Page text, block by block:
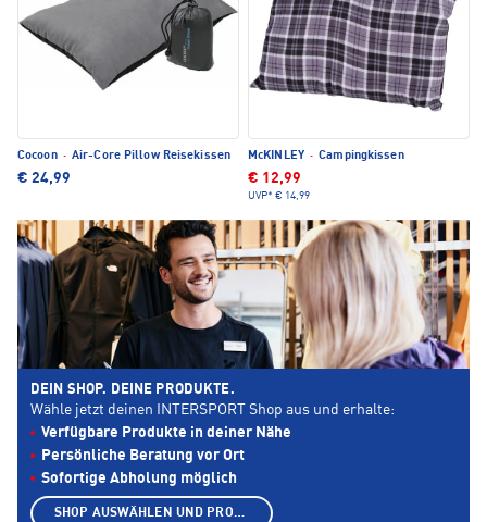
Cocoon · Air-Core Pillow Reisekissen
€ 24,99
McKINLEY · Campingkissen
€ 12,99
UVP* € 14,99
DEIN SHOP. DEINE PRODUKTE.
Wähle jetzt deinen INTERSPORT Shop aus und erhalte:
Verfügbare Produkte in deiner Nähe
Persönliche Beratung vor Ort
Sofortige Abholung möglich
SHOP AUSWÄHLEN UND PRODUKTE ANZEIGEN